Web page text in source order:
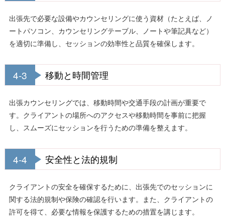
出張先で必要な設備やカウンセリングに使う資材（たとえば、ノ
ートパソコン、カウンセリングテーブル、ノートや筆記具など）
を適切に準備し、セッションの効率性と品質を確保します。
4-3 移動と時間管理
出張カウンセリングでは、移動時間や交通手段の計画が重要で
す。クライアントの場所へのアクセスや移動時間を事前に把握
し、スムーズにセッションを行うための準備を整えます。
4-4 安全性と法的規制
クライアントの安全を確保するために、出張先でのセッションに
関する法的規制や保険の確認を行います。また、クライアントの
許可を得て、必要な情報を保護するための措置を講じます。